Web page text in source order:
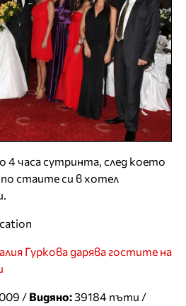
часа сутринта, след което
стаите си в хотел
Гуркова дарява гостите на
/ Видяно:39184 пъти /